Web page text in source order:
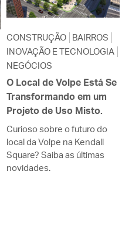
CONSTRUÇÃO BAIRROS
INOVAÇÃO E TECNOLOGIA
NEGÓCIOS
O Local de Volpe Está Se
Transformando em um
Projeto de Uso Misto.
Curioso sobre o futuro do
local da Volpe na Kendall
Square? Saiba as últimas
novidades.